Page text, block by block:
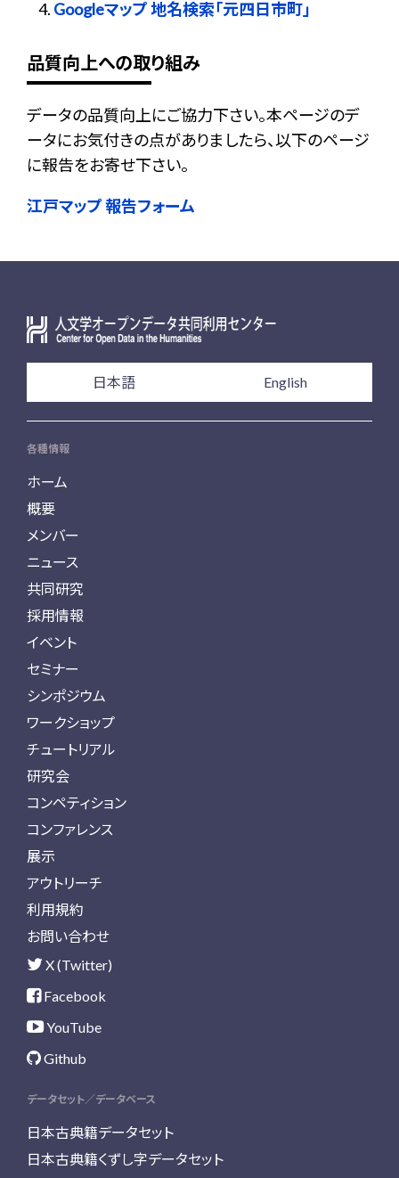
Googleマップ 地名検索「元四日市町」
品質向上への取り組み
データの品質向上にご協力下さい。本ページのデ
ータにお気付きの点がありましたら、以下のページ
に報告をお寄せ下さい。
江戸マップ 報告フォーム
日本語 English
各種情報
ホーム
概要
メンバー
ニュース
共同研究
採用情報
イベント
セミナー
シンポジウム
ワークショップ
チュートリアル
研究会
コンペティション
コンファレンス
展示
アウトリーチ
利用規約
お問い合わせ
X (Twitter)
Facebook
YouTube
Github
データセット／データベース
日本古典籍データセット
日本古典籍くずし字データセット